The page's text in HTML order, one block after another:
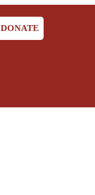
DONATE